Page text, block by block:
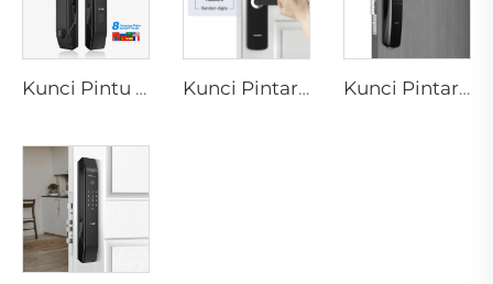
Kunci Pintu Cerdas Otomatis dengan Pemindai Wajah D7pro Kunci Pintar Digital Sidik Jari dengan Tuas Rim Pin Kartu Tenon E3 Kunci Pintar ID Fingerprint Otomatis dengan Kamera Tuya Wifi Tenon A9 Pro